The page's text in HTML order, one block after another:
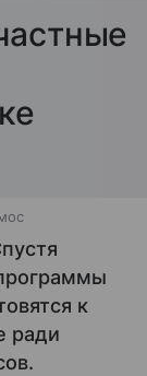
к
ради